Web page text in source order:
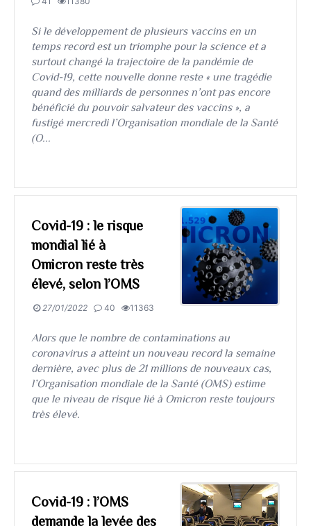
Si le développement de plusieurs vaccins en un
temps record est un triomphe pour la science et a
surtout changé la trajectoire de la pandémie de
Covid-19, cette nouvelle donne reste « une tragédie
quand des milliards de personnes n’ont pas encore
bénéficié du pouvoir salvateur des vaccins », a
fustigé mercredi l’Organisation mondiale de la Santé
(O...
Covid-19 : le risque
mondial lié à
Omicron reste très
élevé, selon l’OMS
27/01/2022 40 11363
Alors que le nombre de contaminations au
coronavirus a atteint un nouveau record la semaine
dernière, avec plus de 21 millions de nouveaux cas,
l’Organisation mondiale de la Santé (OMS) estime
que le niveau de risque lié à Omicron reste toujours
très élevé.
Covid-19 : l’OMS
demande la levée des